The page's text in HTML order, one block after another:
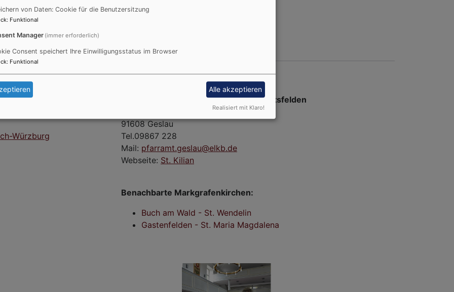
mit freundlicher Genehmigung des Staatsarchivs Nürnberg
Würzburg
Evang.-Luth Pfarramt Geslau-Frommetsfelden
91608 Geslau
Tel.09867 228
Mail: pfarramt.geslau@elkb.de
Webseite: St. Kilian
Benachbarte Markgrafenkirchen:
Buch am Wald - St. Wendelin
Gastenfelden - St. Maria Magdalena
von Daten: Cookie für die Benutzersitzung
: Funktional
Manager (immer erforderlich)
Consent speichert Ihre Einwilligungsstatus im Browser
: Funktional
Alle akzeptieren
Realisiert mit Klaro!